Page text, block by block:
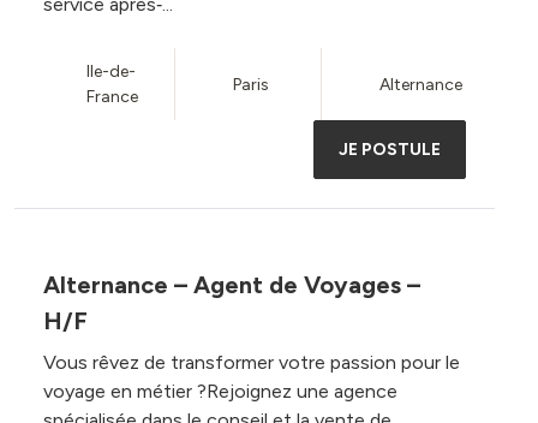
Ile-de-
France
Paris Alternance
JE POSTULE
Alternance – Agent de Voyages –
H/F
Vous rêvez de transformer votre passion pour le
voyage en métier ?Rejoignez une agence